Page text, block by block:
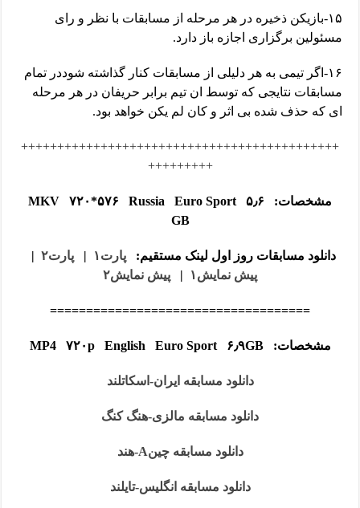
۱۵-بازیکن ذخیره در هر مرحله از مسابقات با نظر و رای
مسئولین برگزاری اجازه باز دارد.
۱۶-اگر تیمی به هر دلیلی از مسابقات کنار گذاشته شوددر تمام
مسابقات نتایجی که توسط ان تیم برابر حریفان در هر مرحله
ای که حذف شده بی اثر و کان لم یکن خواهد بود.
++++++++++++++++++++++++++++++++++++++++++++
+++++++++
مشخصات: MKV ۷۲۰*۵۷۶ Russia Euro Sport ۵٫۶
GB
دانلود مسابقات روز اول لینک مستقیم:پارت۱ |پارت۲
|
پیش نمایش۱
| پیش نمایش۲
====================================
مشخصات: MP4 ۷۲۰p English Euro Sport ۶٫۹GB
دانلود مسابقه ایران-اسکاتلند
دانلود مسابقه مالزی-هنگ کنگ
دانلود مسابقه چینA-هند
دانلود مسابقه انگلیس-تایلند